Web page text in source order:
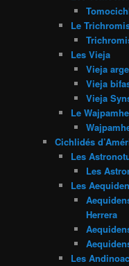
Le
Les Vieja
Vieja
Vieja
Vieja
Le
Cichlidés
Les
Les
Les
Herrera
Les